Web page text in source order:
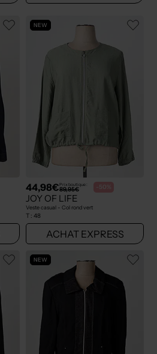
NEW
44,98€Prix boutique :
89,95€ -50%
JOY OF LIFE
Veste casual - Col rond vert
T : 48
ACHAT EXPRESS
NEW